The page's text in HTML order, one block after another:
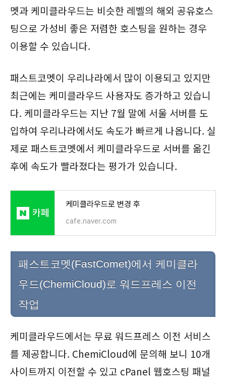
멧과 케미클라우드는 비슷한 레벨의 해외 공유호스
팅으로 가성비 좋은 저렴한 호스팅을 원하는 경우
이용할 수 있습니다.
패스트코멧이 우리나라에서 많이 이용되고 있지만
최근에는 케미클라우드 사용자도 증가하고 있습니
다. 케미클라우드는 지난 7월 말에 서울 서버를 도
입하여 우리나라에서도 속도가 빠르게 나옵니다. 실
제로 패스트코멧에서 케미클라우드로 서버를 옮긴
후에 속도가 빨라졌다는 평가가 있습니다.
케미클라우드로 변경 후
cafe.naver.com
패스트코멧(FastComet)에서 케미클라
우드(ChemiCloud)로 워드프레스 이전
작업
케미클라우드에서는 무료 워드프레스 이전 서비스
를 제공합니다. ChemiCloud에 문의해 보니 10개
사이트까지 이전할 수 있고 cPanel 웹호스팅 패널